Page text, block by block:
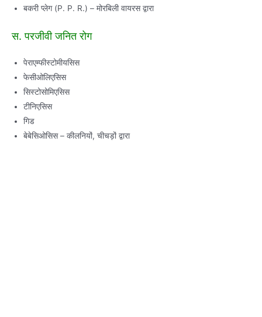
बकरी प्लेग (P. P. R.) – मोरबिली वायरस द्वारा
स. परजीवी जनित रोग
पेराएम्फीस्टोमीयसिस
फेसीओलिएसिस
सिस्टोसोमिएसिस
टीनिएसिस
गिड
बेबेसिओसिस – कीलनियों, चीचड़ों द्वारा